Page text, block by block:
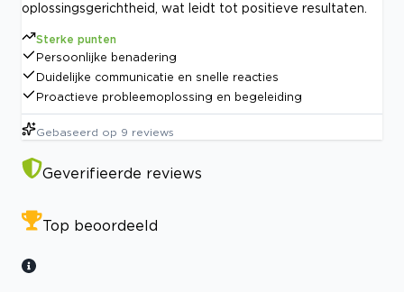
oplossingsgerichtheid, wat leidt tot positieve resultaten.
Sterke punten
Persoonlijke benadering
Duidelijke communicatie en snelle reacties
Proactieve probleemoplossing en begeleiding
Gebaseerd op 9 reviews
Geverifieerde reviews
Top beoordeeld